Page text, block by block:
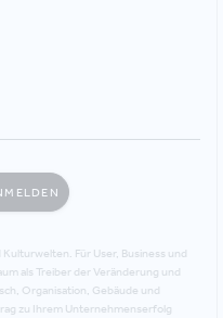
Für User, Business und
als Treiber der Veränderung und
Organisation, Gebäude und
zu Ihrem Unternehmenserfolg